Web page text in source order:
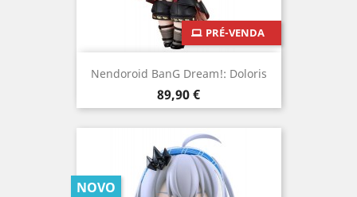
Nendoroid BanG Dream!: Doloris
Preço
89,90 €
PRÉ-VENDA
NOVO